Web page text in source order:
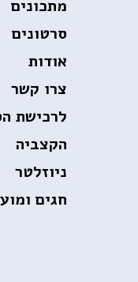
מתכונים
סרטונים
אודות
צרו קשר
לרכישת
הקצביה
ניוזלטר
חגים